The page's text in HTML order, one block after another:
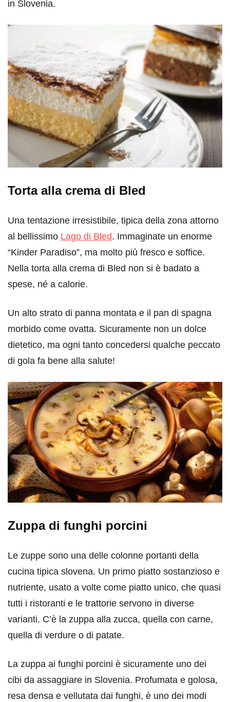
in Slovenia.
Torta alla crema di Bled
Una tentazione irresistibile, tipica della zona attorno
al bellissimo Lago di Bled. Immaginate un enorme
“Kinder Paradiso”, ma molto più fresco e soffice.
Nella torta alla crema di Bled non si è badato a
spese, né a calorie.
Un alto strato di panna montata e il pan di spagna
morbido come ovatta. Sicuramente non un dolce
dietetico, ma ogni tanto concedersi qualche peccato
di gola fa bene alla salute!
Zuppa di funghi porcini
Le zuppe sono una delle colonne portanti della
cucina tipica slovena. Un primo piatto sostanzioso e
nutriente, usato a volte come piatto unico, che quasi
tutti i ristoranti e le trattorie servono in diverse
varianti. C’è la zuppa alla zucca, quella con carne,
quella di verdure o di patate.
La zuppa ai funghi porcini è sicuramente uno dei
cibi da assaggiare in Slovenia. Profumata e golosa,
resa densa e vellutata dai funghi, è uno dei modi